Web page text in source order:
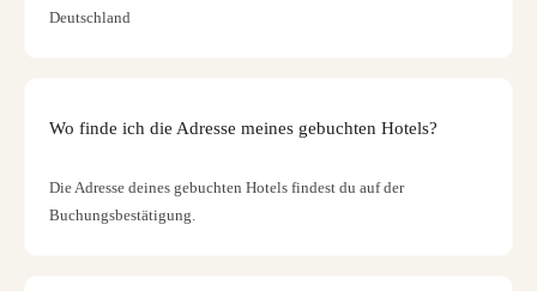
Deutschland
Wo finde ich die Adresse meines gebuchten Hotels?
Die Adresse deines gebuchten Hotels findest du auf der
Buchungsbestätigung.